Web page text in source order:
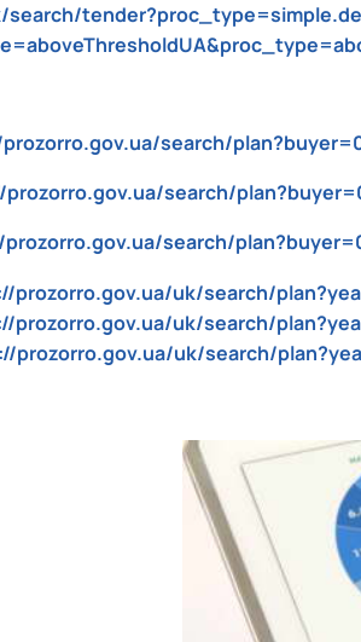
search/
search/
search/
prozorro.gov.ua/uk/search/
prozorro.gov.ua/uk/search/
prozorro.gov.ua/uk/search/